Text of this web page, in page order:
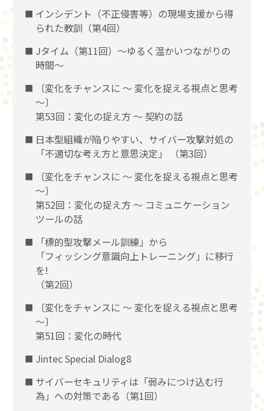
インシデント（不正侵害等）の現場支援から得
られた教訓（第4回）
Jタイム（第11回）～ゆるく温かいつながりの
時間～
〔変化をチャンスに 〜 変化を捉える視点と思考
〜〕
第53回：変化の捉え方 〜 契約の話
日本型組織が陥りやすい、サイバー攻撃対処の
「不適切な考え方と意思決定」 （第3回）
〔変化をチャンスに 〜 変化を捉える視点と思考
〜〕
第52回：変化の捉え方 〜 コミュニケーション
ツールの話
「標的型攻撃メール訓練」から
「フィッシング意識向上トレーニング」に移行
を!
（第2回）
〔変化をチャンスに 〜 変化を捉える視点と思考
〜〕
第51回：変化の時代
Jintec Special Dialog8
サイバーセキュリティは「弱みにつけ込む行
為」への対策である（第1回）